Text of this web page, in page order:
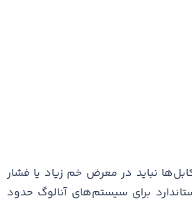
نباید در معرض خم زیاد یا فشار
برای سیستم‌های آنالوگ حدود